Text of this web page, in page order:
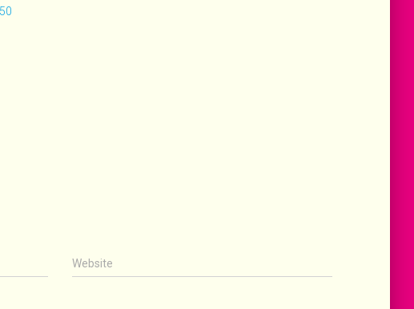
Website